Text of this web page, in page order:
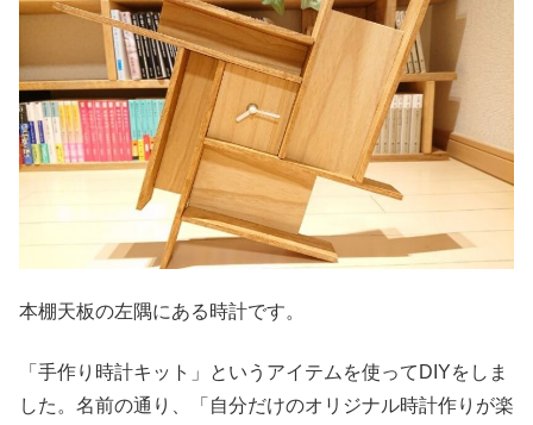
本棚天板の左隅にある時計です。
「手作り時計キット」というアイテムを使ってDIYをしま
した。名前の通り、「自分だけのオリジナル時計作りが楽